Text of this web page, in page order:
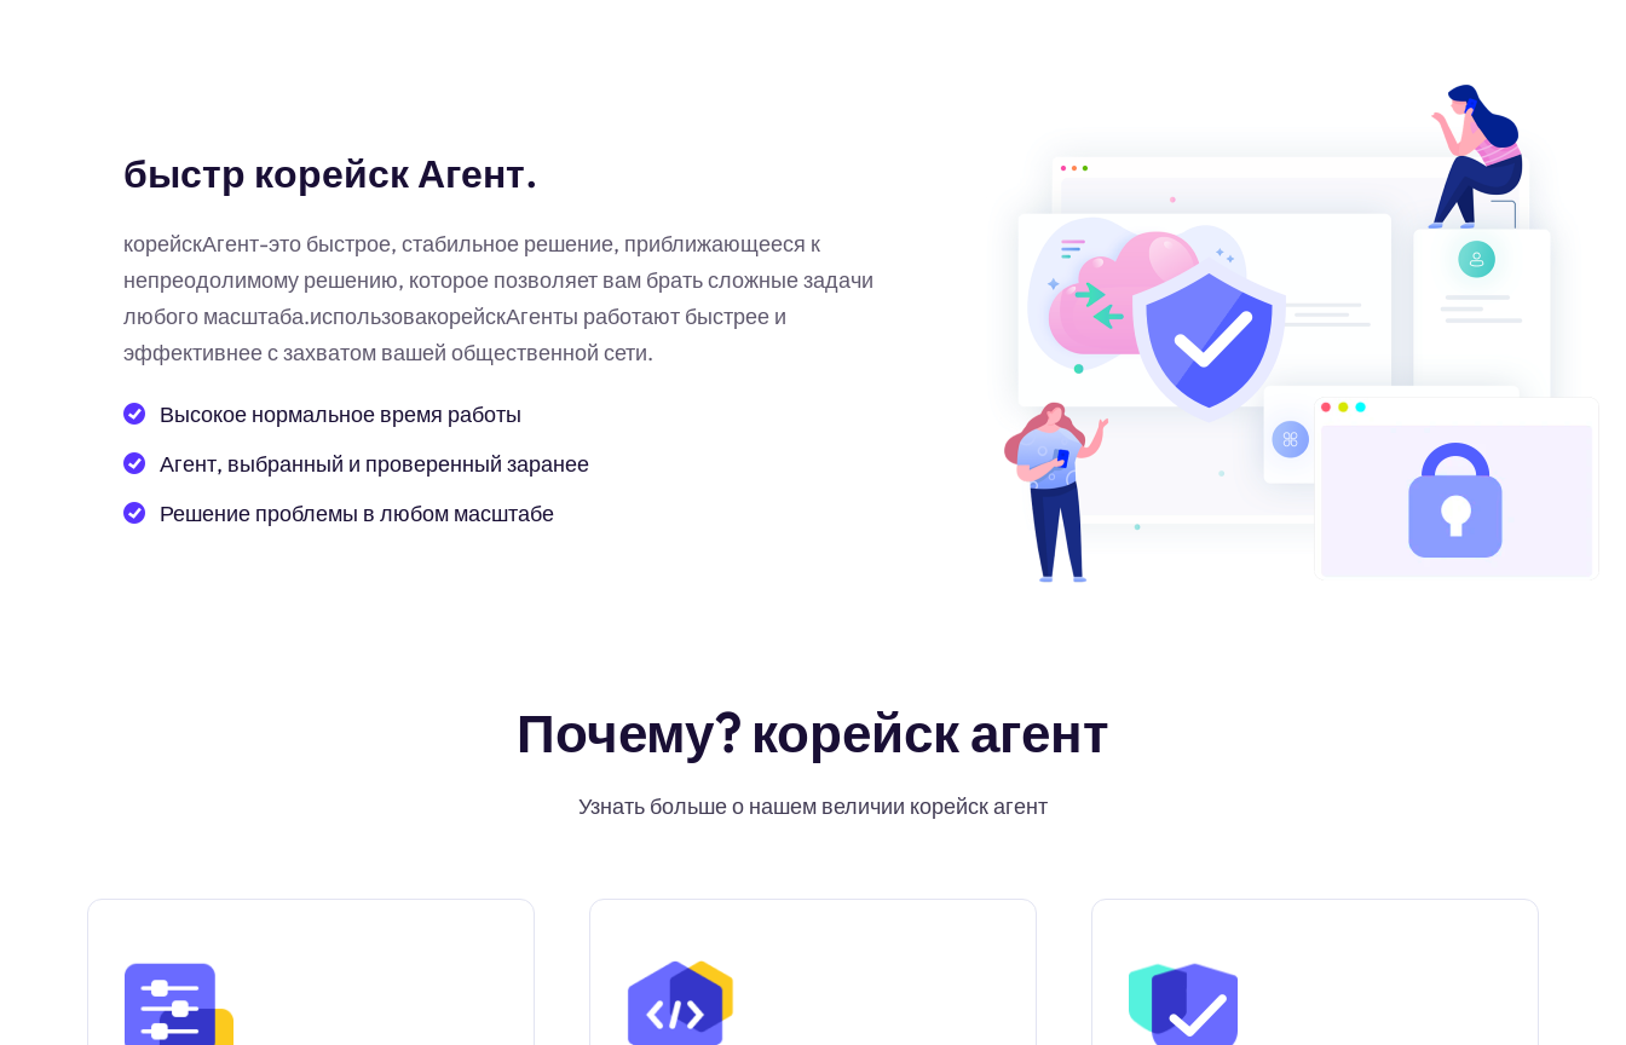
быстр корейск Агент.
корейскАгент-это быстрое, стабильное решение, приближающееся к
непреодолимому решению, которое позволяет вам брать сложные задачи
любого масштаба.использовакорейскАгенты работают быстрее и
эффективнее с захватом вашей общественной сети.
Высокое нормальное время работы
Агент, выбранный и проверенный заранее
Решение проблемы в любом масштабе
Почему? корейск агент
Узнать больше о нашем величии корейск агент